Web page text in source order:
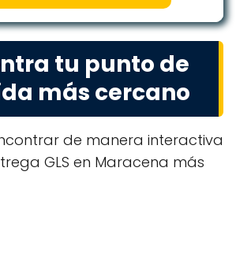
tu punto de
más cercano
de manera interactiva
GLS en Maracena más